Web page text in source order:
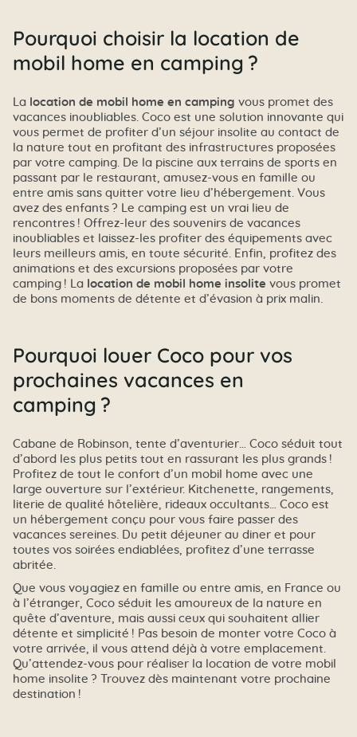
Pourquoi choisir la location de
mobil home en camping ?
La location de mobil home en camping vous promet des
vacances inoubliables. Coco est une solution innovante qui
vous permet de profiter d’un séjour insolite au contact de
la nature tout en profitant des infrastructures proposées
par votre camping. De la piscine aux terrains de sports en
passant par le restaurant, amusez-vous en famille ou
entre amis sans quitter votre lieu d’hébergement. Vous
avez des enfants ? Le camping est un vrai lieu de
rencontres ! Offrez-leur des souvenirs de vacances
inoubliables et laissez-les profiter des équipements avec
leurs meilleurs amis, en toute sécurité. Enfin, profitez des
animations et des excursions proposées par votre
camping ! La location de mobil home insolite vous promet
de bons moments de détente et d’évasion à prix malin.
Pourquoi louer Coco pour vos
prochaines vacances en
camping ?
Cabane de Robinson, tente d’aventurier… Coco séduit tout
d’abord les plus petits tout en rassurant les plus grands !
Profitez de tout le confort d’un mobil home avec une
large ouverture sur l’extérieur. Kitchenette, rangements,
literie de qualité hôtelière, rideaux occultants… Coco est
un hébergement conçu pour vous faire passer des
vacances sereines. Du petit déjeuner au diner et pour
toutes vos soirées endiablées, profitez d’une terrasse
abritée.
Que vous voyagiez en famille ou entre amis, en France ou
à l’étranger, Coco séduit les amoureux de la nature en
quête d’aventure, mais aussi ceux qui souhaitent allier
détente et simplicité ! Pas besoin de monter votre Coco à
votre arrivée, il vous attend déjà à votre emplacement.
Qu’attendez-vous pour réaliser la location de votre mobil
home insolite ? Trouvez dès maintenant votre prochaine
destination !